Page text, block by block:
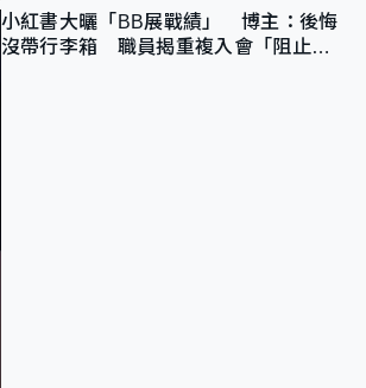
小紅書大曬「BB展戰績」 博主：後悔
沒帶行李箱 職員揭重複入會「阻止唔